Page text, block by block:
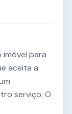
para
aceita a
serviço. O